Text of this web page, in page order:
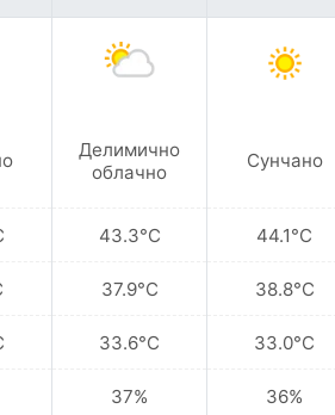
Делимично
облачно
43.3°C
37.9°C
33.6°C
37%
Сунчано
44.1°C
38.8°C
33.0°C
36%